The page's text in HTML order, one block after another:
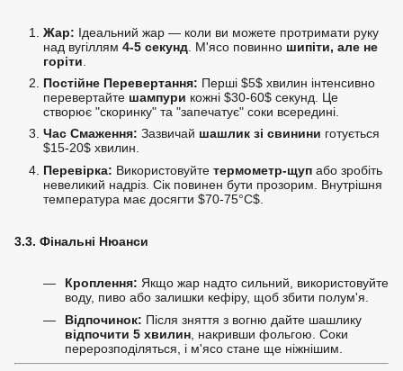
Жар: Ідеальний жар — коли ви можете протримати руку
над вугіллям 4-5 секунд . М'ясо повинно шипіти, але не
горіти
Постійне Перевертання: Перші $5$ хвилин інтенсивно
перевертайте шампури кожні $30-60$ секунд. Це
створює "скоринку" та "запечатує" соки всередині.
Час Смаження: Зазвичай шашлик зі свинини готується
$15-20$ хвилин.
Перевірка: Використовуйте термометр-щуп або зробіть
невеликий надріз. Сік повинен бути прозорим. Внутрішня
температура має досягти $70-75°C$
3.3. Фінальні Нюанси
Кроплення: Якщо жар надто сильний, використовуйте
воду, пиво або залишки кефіру, щоб збити полум'я.
Відпочинок: Після зняття з вогню дайте шашлику
відпочити 5 хвилин , накривши фольгою. Соки
перерозподіляться, і м'ясо стане ще ніжнішим.